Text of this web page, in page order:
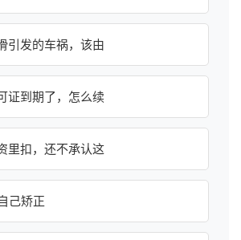
引发的车祸，该由
证到期了，怎么续
里扣，还不承认这
己矫正